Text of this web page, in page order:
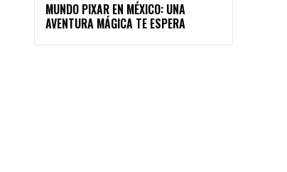
MUNDO PIXAR EN MÉXICO: UNA
AVENTURA MÁGICA TE ESPERA